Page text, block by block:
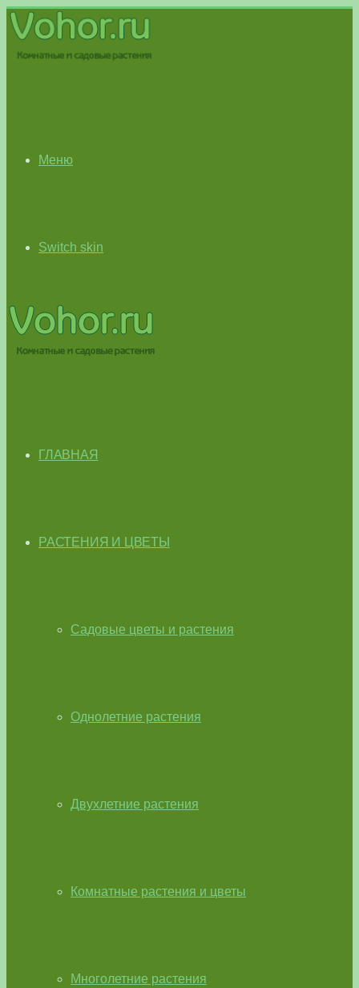
Меню
Switch skin
ГЛАВНАЯ
РАСТЕНИЯ И ЦВЕТЫ
Садовые цветы и растения
Однолетние растения
Двухлетние растения
Комнатные растения и цветы
Многолетние растения